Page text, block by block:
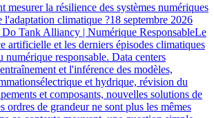
mesurer la résilience des systèmes numériques
l'adaptation climatique ?18 septembre 2026
Tank Alliancy | Numérique ResponsableLe
artificielle et les derniers épisodes climatiques
numérique responsable. Data centers
et l'inférence des modèles,
et hydrique, révision du
et composants, nouvelles solutions de
ordres de grandeur ne sont plus les mêmes